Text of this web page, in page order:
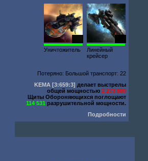
Уничтожитель
Линейный
крейсер
Потеряно: Большой транспорт: 22
KEMA [3:659:3] делает выстрелы
общей мощностью2 273 880
Щиты Обороняющихся поглощают
114 531 разрушительной мощности.
Подробности